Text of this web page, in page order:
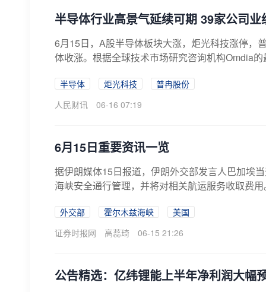
半导体行业高景气延续可期 39家公司
6月15日，A股半导体板块大涨，炬光科技涨停，
体收涨。根据全球技术市场研究咨询机构Omdia
半导体 炬光科技
普冉股份
人民财讯
06-16 07:19
6月15日重要资讯一览
据伊朗媒体15日报道，伊朗外交部发言人巴加埃
海峡安全通行管理，并将对相关航运服务收取费
外交部 霍尔木兹海峡
美国
证券时报网
高蕊琦 06-15 21:26
公告精选：亿纬锂能上半年净利润大幅